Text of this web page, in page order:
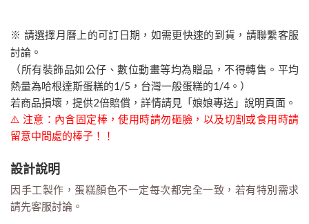
※ 請選擇月曆上的可訂日期，如需更快速的到貨，請聯繫客服
討論。
（所有裝飾品如公仔、數位動畫等均為贈品，不得轉售。平均
熱量為哈根達斯蛋糕的1/5，台灣一般蛋糕的1/4。）
若商品損壞，提供2倍賠償，詳情請見「娘娘專送」說明頁面。
⚠️ 注意：內含固定棒，使用時請勿砸臉，以及切割或食用時請
留意中間處的棒子！！
設計說明
因手工製作，蛋糕顏色不一定每次都完全一致，若有特別需求
請先客服討論。